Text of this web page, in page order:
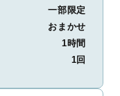
一部限定
おまかせ
1時間
1回